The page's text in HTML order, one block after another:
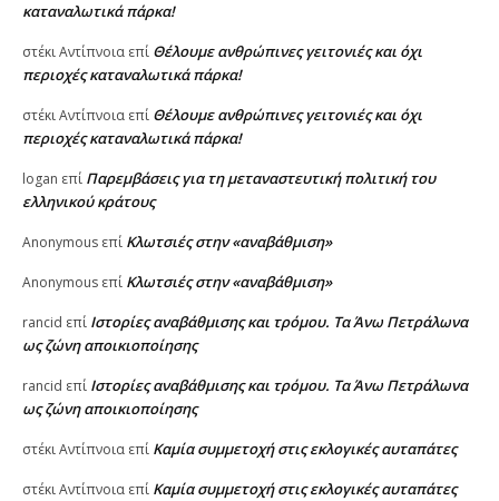
καταναλωτικά πάρκα!
στέκι Αντίπνοια επί Θέλουμε ανθρώπινες γειτονιές και όχι
περιοχές καταναλωτικά πάρκα!
στέκι Αντίπνοια επί Θέλουμε ανθρώπινες γειτονιές και όχι
περιοχές καταναλωτικά πάρκα!
logan επί Παρεμβάσεις για τη μεταναστευτική πολιτική του
ελληνικού κράτους
Anonymous επί Κλωτσιές στην «αναβάθμιση»
Anonymous επί Κλωτσιές στην «αναβάθμιση»
rancid επί Ιστορίες αναβάθμισης και τρόμου. Τα Άνω Πετράλωνα
ως ζώνη αποικιοποίησης
rancid επί Ιστορίες αναβάθμισης και τρόμου. Τα Άνω Πετράλωνα
ως ζώνη αποικιοποίησης
στέκι Αντίπνοια επί Καμία συμμετοχή στις εκλογικές αυταπάτες
στέκι Αντίπνοια επί Καμία συμμετοχή στις εκλογικές αυταπάτες